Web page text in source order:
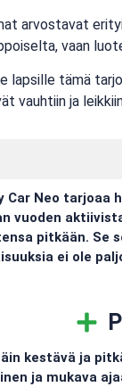
arvostavat
vaan
lapsille tämä
vauhtiin ja
Car Neo
vuoden
pitkään. Se
ei ole
kestävä ja
ja mukava